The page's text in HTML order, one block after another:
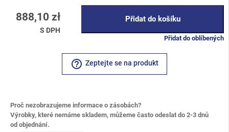
888,10 zł
S DPH
Přidat do košíku
Přidat do oblíbených
help_outline Zeptejte se na produkt
Proč nezobrazujeme informace o zásobách?
Výrobky, které nemáme skladem, můžeme často odeslat do 2-3 dnů
od objednání.